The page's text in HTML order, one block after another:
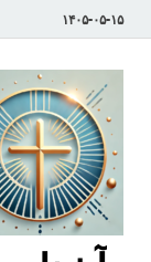
۱۴۰۵-۰۵-۱۵